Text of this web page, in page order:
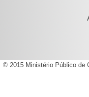
© 2015 Ministério Público de